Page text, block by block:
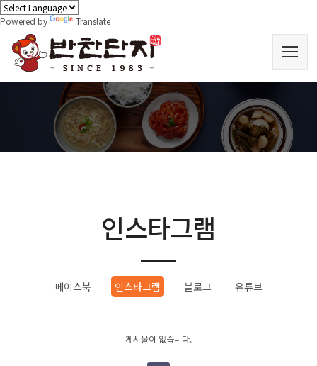
Powered by Translate
인스타그램
페이스북 인스타그램 블로그 유튜브
게시물이 없습니다.